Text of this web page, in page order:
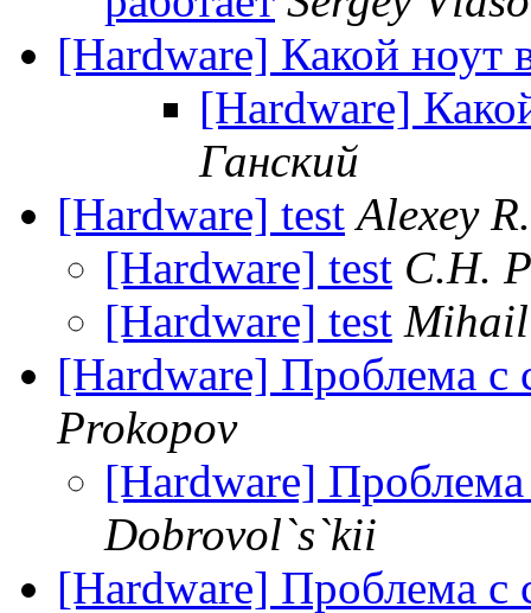
[Hardware] Какой ноут
[Hardware]
Ганский
[Hardware] test Alexey
[Hardware] test С.Н.
[Hardware] test
[Hardware] Проблема с
Prokopov
[Hardware] Проблема
Dobrovol`s`kii
[Hardware] Проблема с